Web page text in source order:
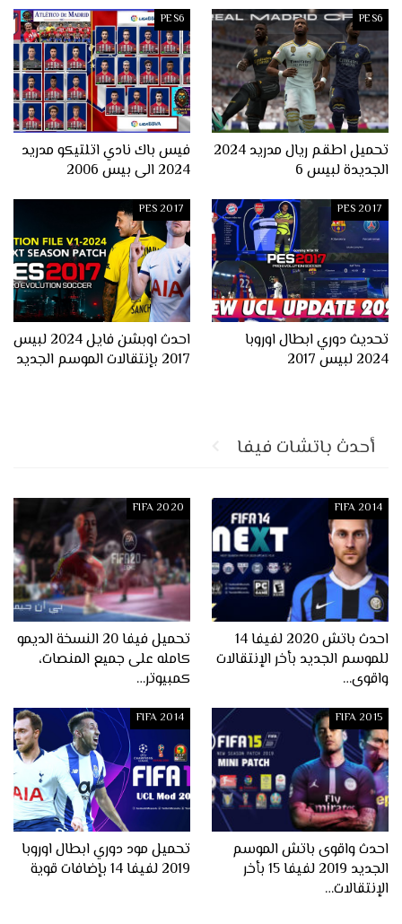
PES6
تحميل اطقم ريال مدريد 2024
الجديدة لبيس 6
PES6
فيس باك نادي اتلتيكو مدريد
2024 الى بيس 2006
PES 2017
تحديث دوري ابطال اوروبا
2024 لبيس 2017
PES 2017
احدث اوبشن فايل 2024 لبيس
2017 بإنتقالات الموسم الجديد
أحدث باتشات فيفا
FIFA 2014
احدث باتش 2020 لفيفا 14
للموسم الجديد بأخر الإنتقالات
واقوى…
FIFA 2020
تحميل فيفا 20 النسخة الديمو
كامله على جميع المنصات،
كمبيوتر…
FIFA 2015
احدث واقوى باتش الموسم
الجديد 2019 لفيفا 15 بأخر
الإنتقالات…
FIFA 2014
تحميل مود دوري ابطال اوروبا
2019 لفيفا 14 بإضافات قوية